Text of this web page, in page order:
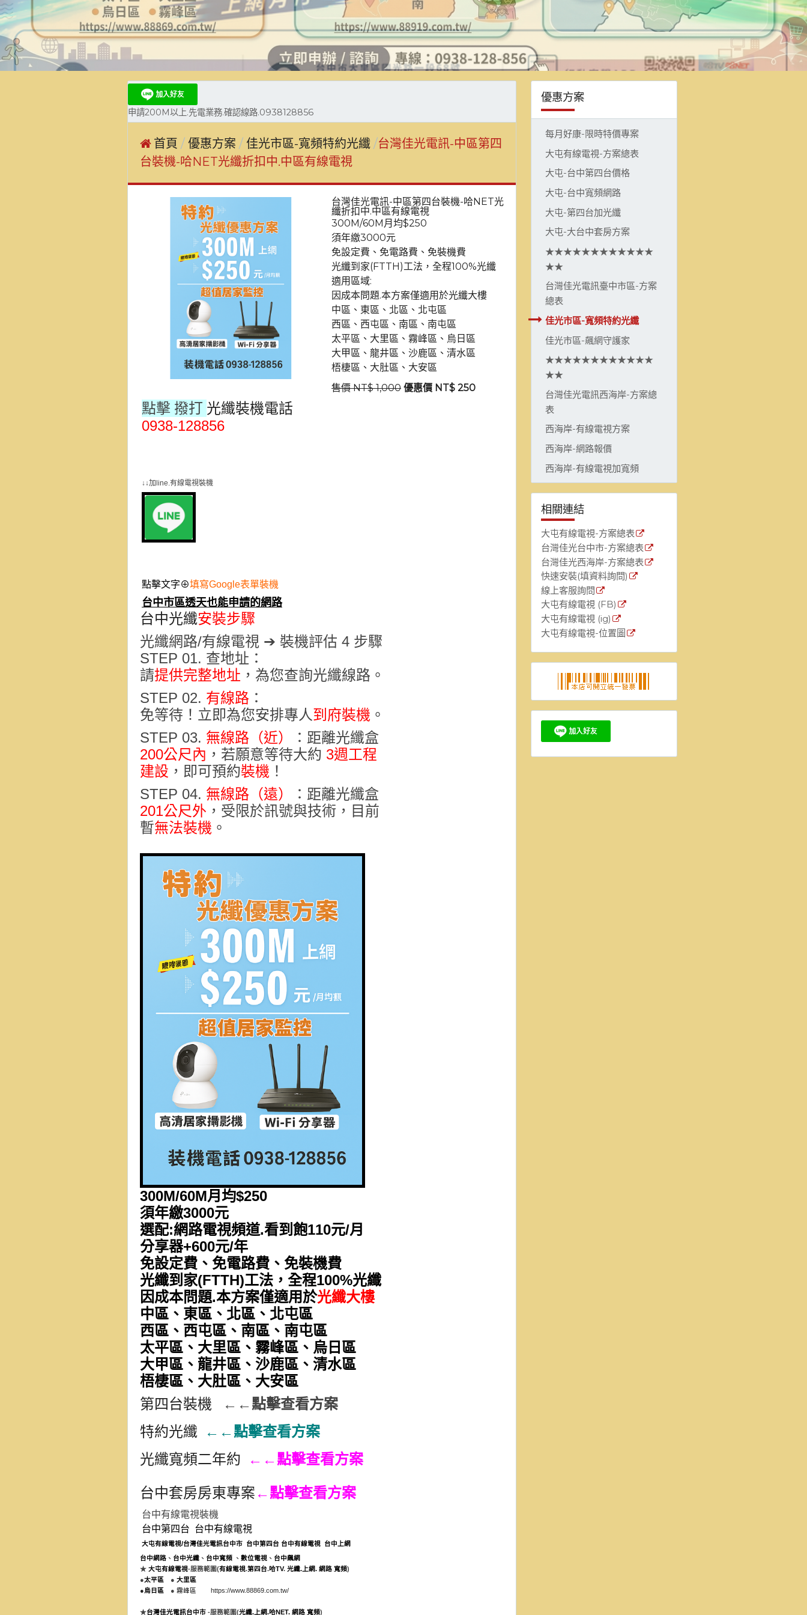
優惠方案
每月好康-限時特價專案
大屯有線電視-方案總表
大屯-台中第四台價格
大屯-台中寬頻網路
大屯-第四台加光纖
大屯-大台中套房方案
★★★★★★★★★★★★
★★
台灣佳光電訊臺中市區-方案
總表
佳光市區-寬頻特約光纖
佳光市區-飆網守護家
★★★★★★★★★★★★
★★
台灣佳光電訊西海岸-方案總
表
西海岸-有線電視方案
西海岸-網路報價
西海岸-有線電視加寬頻
相關連結
大屯有線電視-方案總表
台灣佳光台中市-方案總表
台灣佳光西海岸-方案總表
快速安裝(填資料詢問)
線上客服詢問
大屯有線電視 (FB)
大屯有線電視 (ig)
大屯有線電視-位置圖
申請200M以上.先電業務.確認線路.0938128856
首頁 優惠方案 佳光市區-寬頻特約光纖 台灣佳光電訊-中區第四
台裝機-哈NET光纖折扣中.中區有線電視
台灣佳光電訊-中區第四台裝機-哈NET光
纖折扣中.中區有線電視
300M/60M月均$250
須年繳3000元
免設定費、免電路費、免裝機費
光纖到家(FTTH)工法，全程100%光纖
適用區域:
因成本問題.本方案僅適用於光纖大樓
中區、東區、北區、北屯區
西區、西屯區、南區、南屯區
太平區、大里區、霧峰區、烏日區
大甲區、龍井區、沙鹿區、清水區
梧棲區、大肚區、大安區
售價 NT$ 1,000 優惠價 NT$ 250
點擊 撥打 光纖裝機電話
0938-128856
↓↓加line.有線電視裝機
點擊文字⊕填寫Google表單裝機
台中市區透天也能申請的網路
台中光纖安裝步驟
光纖網路/有線電視 ➔ 裝機評估 4 步驟
STEP 01. 查地址 ：
請提供完整地址 ，為您查詢光纖線路 。
STEP 02. 有線路 ：
免等待！立即為您安排專人到府裝機 。
STEP 03. 無線路（近）
：距離光纖盒
200公尺內 ，若願意等待大約 3週工程
建設 ，即可預約裝機 ！
STEP 04. 無線路（遠）
：距離光纖盒
201公尺外 ，受限於訊號與技術，目前
暫無法裝機 。
300M/60M月均$250
須年繳3000元
選配:網路電視頻道.看到飽110元/月
分享器+600元/年
免設定費、免電路費、免裝機費
光纖到家(FTTH)工法，全程100%光纖
因成本問題.本方案僅適用於光纖大樓
中區、東區、北區、北屯區
西區、西屯區、南區、南屯區
太平區、大里區、霧峰區、烏日區
大甲區、龍井區、沙鹿區、清水區
梧棲區、大肚區、大安區
第四台裝機 ←←點擊查看方案
特約光纖 ←←點擊查看方案
光纖寬頻二年約 ←←點擊查看方案
台中套房房東專案 ←點擊查看方案
台中有線電視裝機
台中第四台 台中有線電視
大屯有線電視/台灣佳光電訊台中市 台中第四台 台中有線電視 台中上網
台中網路 、 台中光纖 、 台中寬頻 、 數位電視 、 台中飆網
★ 大屯有線電視-服務範圍(有線電視.第四台.哈TV. 光纖.上網. 網路.寬頻)
●太平區 ● 大里區
●烏日區 ● 霧峰區
https://www.88869.com.tw/
★台灣佳光電訊台中市 -服務範圍(光纖.上網.哈NET. 網路.寬頻)